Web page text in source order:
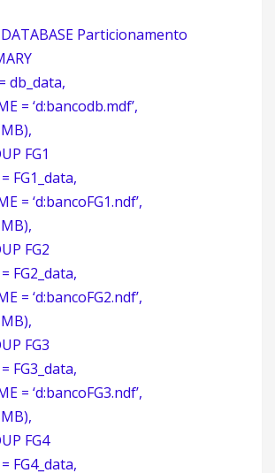
DATABASE Particionamento
db_data,
= ‘d:bancodb.mdf’,
FG1
FG1_data,
= ‘d:bancoFG1.ndf’,
FG2
FG2_data,
= ‘d:bancoFG2.ndf’,
FG3
FG3_data,
= ‘d:bancoFG3.ndf’,
FG4
FG4_data,